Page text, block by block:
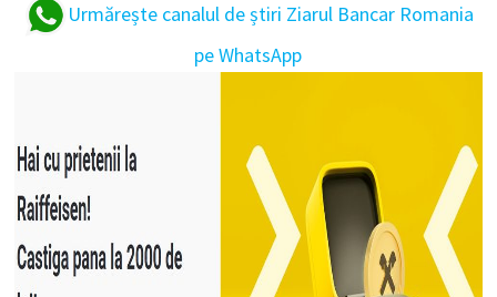
Urmărește canalul de știri Ziarul Bancar Romania
pe WhatsApp